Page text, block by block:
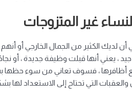
غير المتزوجات
أن لديك الكثير من الجمال الخارجي أو
جيد ، يعني أنها قبلت وظيفة جديدة ، أو
أظافرها ، فسوف تعاني من سوء حظها
التي تحتاج إلى الاستعداد لها